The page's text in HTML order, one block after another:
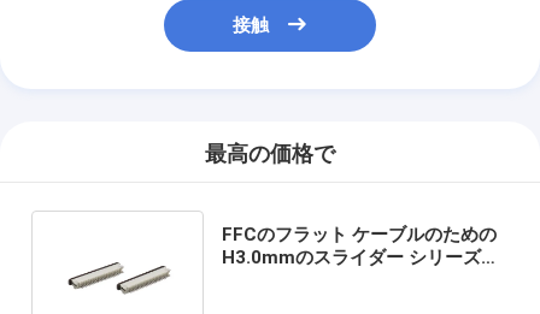
接触
最高の価格で
FFCのフラット ケーブルのための
H3.0mmのスライダー シリーズ